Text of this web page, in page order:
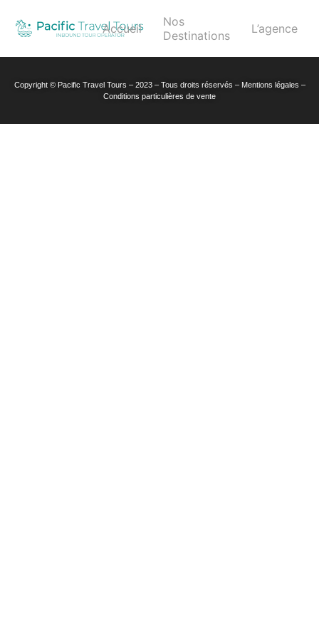
Accueil
Nos
Destinations
L’agence
Copyright © Pacific Travel Tours – 2023 – Tous droits réservés – Mentions légales –
Conditions particulières de vente